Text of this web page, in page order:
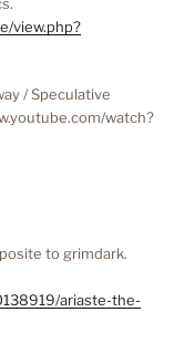
view.php?
/ Speculative
watch?
to grimdark.
ariaste-the-